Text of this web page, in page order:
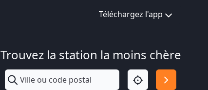
Téléchargez l'app
Trouvez la station la moins chère